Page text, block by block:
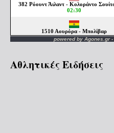
powered by Agones.gr-
Αθλητικές Ειδήσεις